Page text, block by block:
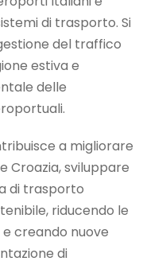
di trasporto. Si
del traffico
estiva e
delle
a migliorare
Croazia, sviluppare
di trasporto
riducendo le
creando nuove
di